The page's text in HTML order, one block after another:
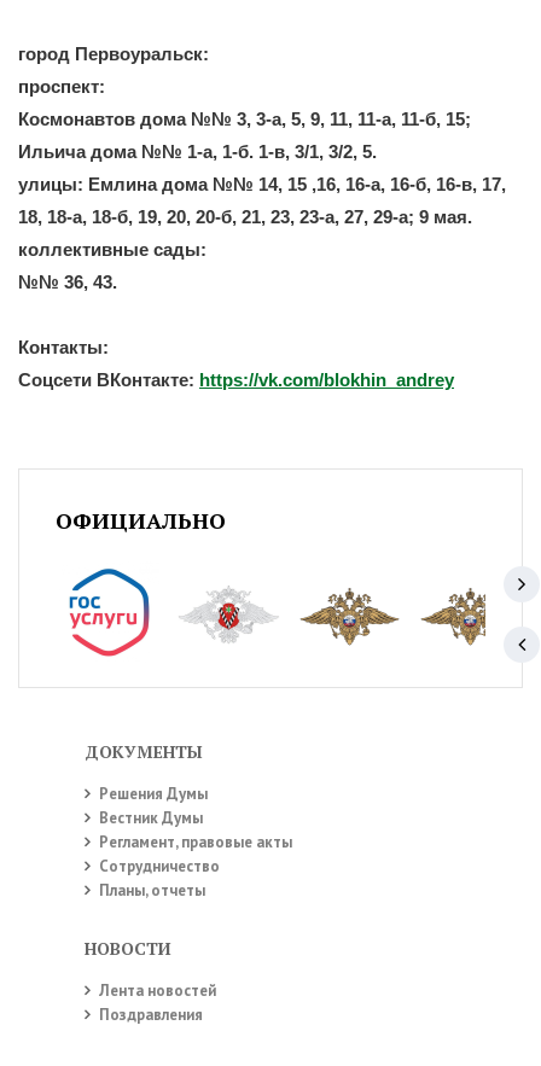
город Первоуральск:
проспект:
Космонавтов дома №№ 3, 3-а, 5, 9, 11, 11-а, 11-б, 15;
Ильича дома №№ 1-а, 1-б. 1-в, 3/1, 3/2, 5.
улицы: Емлина дома №№ 14, 15 ,16, 16-а, 16-б, 16-в, 17,
18, 18-а, 18-б, 19, 20, 20-б, 21, 23, 23-а, 27, 29-а; 9 мая.
коллективные сады:
№№ 36, 43.
Контакты:
Соцсети ВКонтакте: https://vk.com/blokhin_andrey
ОФИЦИАЛЬНО
ДОКУМЕНТЫ
Решения Думы
Вестник Думы
Регламент, правовые акты
Сотрудничество
Планы, отчеты
НОВОСТИ
Лента новостей
Поздравления